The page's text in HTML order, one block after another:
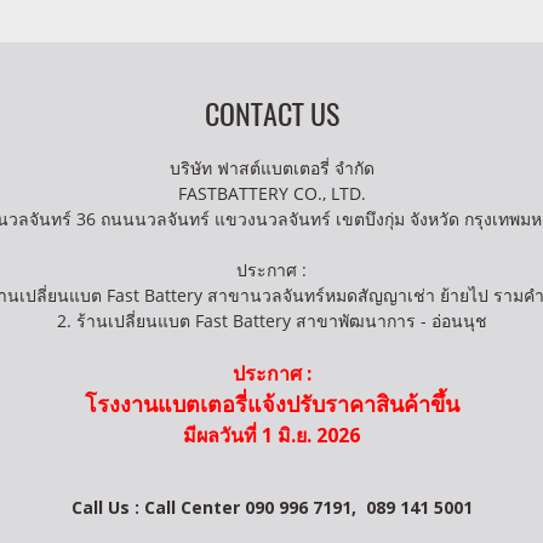
CONTACT US
บริษัท ฟาสต์แบตเตอรี่ จำกัด
FASTBATTERY CO., LTD.
วลจันทร์ 36 ถนนนวลจันทร์ แขวงนวลจันทร์ เขตบึงกุ่ม จังหวัด กรุงเทพม
ประกาศ :
นเปลี่ยนแบต Fast Battery สาขานวลจันทร์หมดสัญญาเช่า ย้ายไป รามค
2. ร้านเปลี่ยนแบต Fast Battery สาขาพัฒนาการ - อ่อนนุช
ประกาศ :
โรงงานแบตเตอรี่แจ้งปรับราคาสินค้าขึ้น
มีผลวันที่ 1 มิ.ย. 2026
Call Us : Call Center 090 996 7191, 089 141 5001